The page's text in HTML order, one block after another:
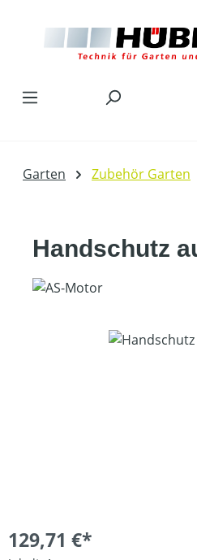
Garten Zubehör Garten
Handschutz
Bildergalerie überspringen
129,71 €*